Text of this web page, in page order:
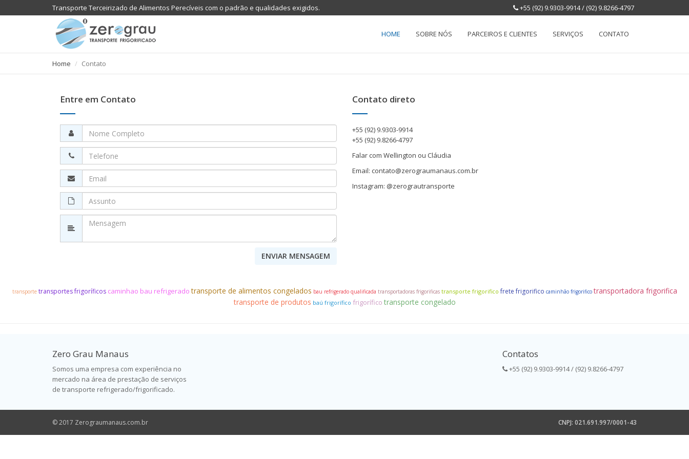
Transporte Terceirizado de Alimentos Perecíveis com o padrão e qualidades exigidos. +55 (92) 9.9303-9914 / (92) 9.8266-4797
HOME SOBRE NÓS PARCEIROS E CLIENTES SERVIÇOS CONTATO
Home Contato
Entre em Contato Contato direto
+55 (92) 9.9303-9914
+55 (92) 9.8266-4797
Falar com Wellington ou Cláudia
Email: contato@zerograumanaus.com.br
Instagram: @zerograutransporte
transporte transportes frigoríficos caminhao bau refrigeradotransporte de alimentos congelados bau refrigerado qualificada transportadoras frigorificas transporte frigorifico frete frigorifico caminhão frigorifico transportadora frigorifica
transporte de produtos baú frigorífico frigoríficotransporte congelado
Zero Grau Manaus
Somos uma empresa com experiência no
mercado na área de prestação de serviços
de transporte refrigerado/frigorificado.
Contatos
+55 (92) 9.9303-9914 / (92) 9.8266-4797
© 2017 Zerograumanaus.com.br CNPJ: 021.691.997/0001-43